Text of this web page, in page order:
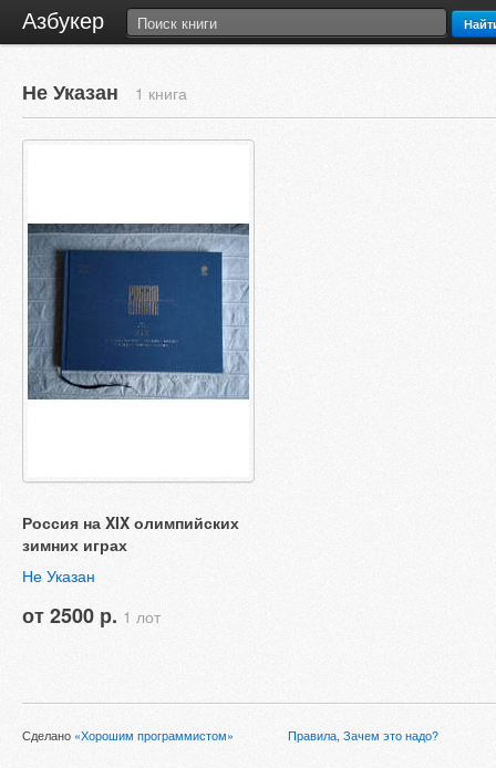
Азбукер
Не Указан 1 книга
Россия на XIX олимпийских
зимних играх
Не Указан
от 2500 р. 1 лот
Сделано «Хорошим программистом» Правила, Зачем это надо?